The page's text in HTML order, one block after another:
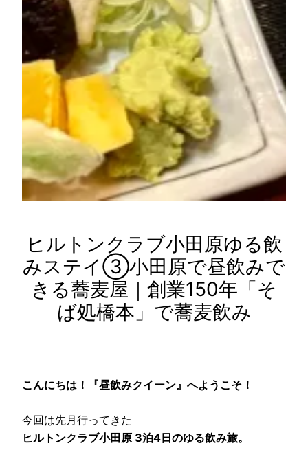
ヒルトンクラブ小田原ゆる飲
みステイ③小田原で昼飲みで
きる蕎麦屋｜創業150年「そ
ば処橋本」で蕎麦飲み
こんにちは！『昼飲みクイーン』へようこそ！
今回は先月行ってきた
ヒルトンクラブ小田原 3泊4日のゆる飲み旅。